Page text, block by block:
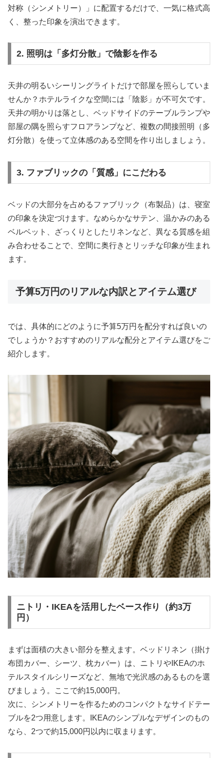
対称（シンメトリー）」に配置するだけで、一気に格式高
く、整った印象を演出できます。
2. 照明は「多灯分散」で陰影を作る
天井の明るいシーリングライトだけで部屋を照らしていま
せんか？ホテルライクな空間には「陰影」が不可欠です。
天井の明かりは落とし、ベッドサイドのテーブルランプや
部屋の隅を照らすフロアランプなど、複数の間接照明（多
灯分散）を使って立体感のある空間を作り出しましょう。
3. ファブリックの「質感」にこだわる
ベッドの大部分を占めるファブリック（布製品）は、寝室
の印象を決定づけます。なめらかなサテン、温かみのある
ベルベット、ざっくりとしたリネンなど、異なる質感を組
み合わせることで、空間に奥行きとリッチな印象が生まれ
ます。
予算5万円のリアルな内訳とアイテム選び
では、具体的にどのように予算5万円を配分すれば良いの
でしょうか？おすすめのリアルな配分とアイテム選びをご
紹介します。
ニトリ・IKEAを活用したベース作り（約3万
円）
まずは面積の大きい部分を整えます。ベッドリネン（掛け
布団カバー、シーツ、枕カバー）は、ニトリやIKEAのホ
テルスタイルシリーズなど、無地で光沢感のあるものを選
びましょう。ここで約15,000円。
次に、シンメトリーを作るためのコンパクトなサイドテー
ブルを2つ用意します。IKEAのシンプルなデザインのもの
なら、2つで約15,000円以内に収まります。